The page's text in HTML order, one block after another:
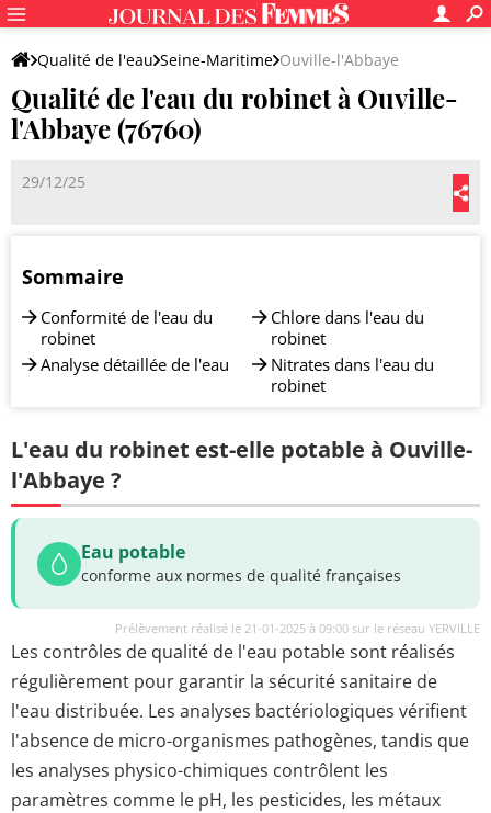
Qualité de l'eau Seine-Maritime Ouville-l'Abbaye
Qualité de l'eau du robinet à Ouville-
l'Abbaye (76760)
29/12/25
Sommaire
Conformité de l'eau du
robinet
Analyse détaillée de l'eau
Chlore dans l'eau du
robinet
Nitrates dans l'eau du
robinet
L'eau du robinet est-elle potable à Ouville-
l'Abbaye ?
Eau potable
conforme aux normes de qualité françaises
Prélèvement réalisé le 21-01-2025 à 09:00 sur le réseau YERVILLE
Les contrôles de qualité de l'eau potable sont réalisés
régulièrement pour garantir la sécurité sanitaire de
l'eau distribuée. Les analyses bactériologiques vérifient
l'absence de micro-organismes pathogènes, tandis que
les analyses physico-chimiques contrôlent les
paramètres comme le pH, les pesticides, les métaux